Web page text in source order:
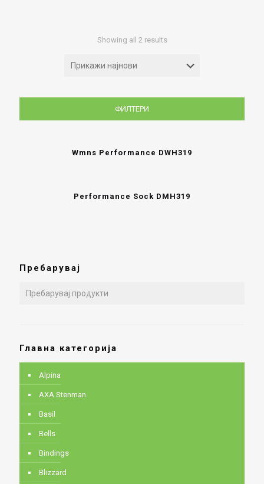
Showing all 2 resultsSorted
ФИЛТЕРИ
Wmns Performance DWH319
Performance Sock DMH319
Пребарувај
Главна категорија
Alpina
AXA Stenman
Basil
Bells
Bindings
Blizzard